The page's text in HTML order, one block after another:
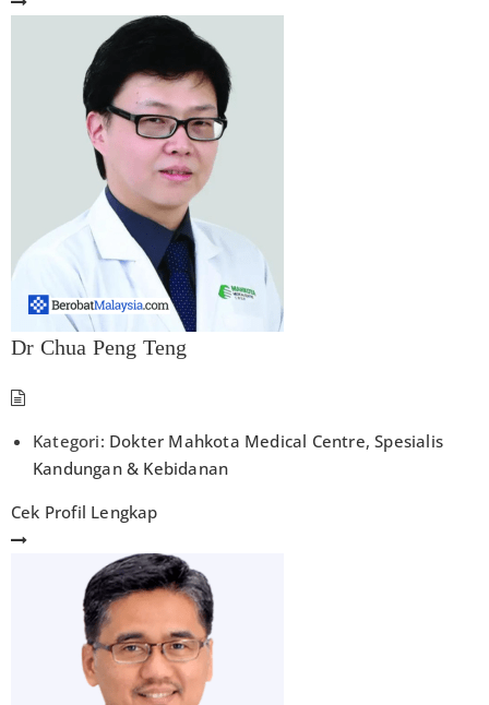
Dr Chua Peng Teng
Kategori: Dokter Mahkota Medical Centre,Spesialis
Kandungan & Kebidanan
Cek Profil Lengkap